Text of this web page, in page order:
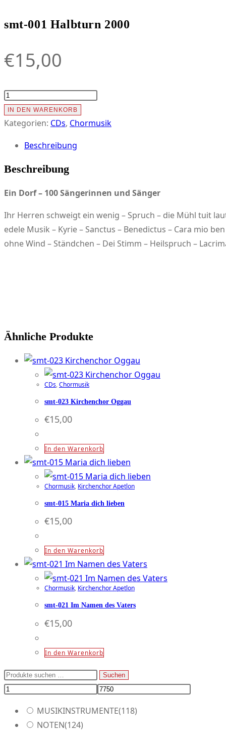
smt-001 Halbturn 2000
€15,00
smt-
001
Halbturn
Menge
IN DEN WARENKORB
Kategorien: CDs, Chormusik
Beschreibung
Beschreibung
Ein Dorf – 100 Sängerinnen und Sänger
Ihr Herren schweigt ein wenig – Spruch – die Mühl tuit
edele Musik – Kyrie – Sanctus – Benedictus – Cara mio
ohne Wind – Ständchen – Dei Stimm – Heilspruch –
Ähnliche Produkte
CDs,Chormusik
smt-023 Kirchenchor Oggau
€15,00
In den Warenkorb
Chormusik, Kirchenchor Apetlon
smt-015 Maria dich lieben
€15,00
In den Warenkorb
Chormusik, Kirchenchor Apetlon
smt-021 Im Namen des Vaters
€15,00
In den Warenkorb
Suchen
nach:
Suchen
MUSIKINSTRUMENTE(118)
NOTEN(124)